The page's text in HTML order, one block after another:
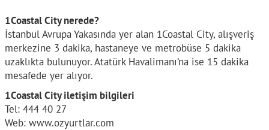
1Coastal City nerede?
İstanbul Avrupa Yakasında yer alan 1Coastal City, alışveriş
merkezine 3 dakika, hastaneye ve metrobüse 5 dakika
uzaklıkta bulunuyor. Atatürk Havalimanı’na ise 15 dakika
mesafede yer alıyor.
1Coastal City iletişim bilgileri
Tel: 444 40 27
Web: www.ozyurtlar.com